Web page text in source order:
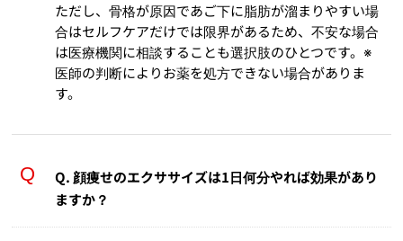
ただし、骨格が原因であご下に脂肪が溜まりやすい場
合はセルフケアだけでは限界があるため、不安な場合
は医療機関に相談することも選択肢のひとつです。※
医師の判断によりお薬を処方できない場合がありま
す。
Q. 顔痩せのエクササイズは1日何分やれば効果があり
ますか？